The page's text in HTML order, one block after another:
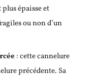
épaisse et
ou non d’un
: cette cannelure
précédente. Sa